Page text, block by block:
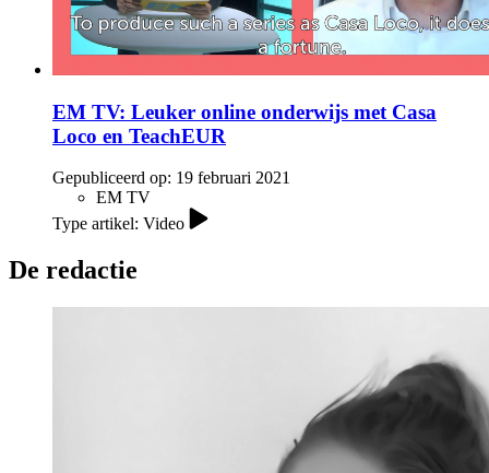
EM TV: Leuker online onderwijs met Casa
Loco en TeachEUR
Gepubliceerd op: 19 februari 2021
EM TV
Type artikel: Video
De redactie